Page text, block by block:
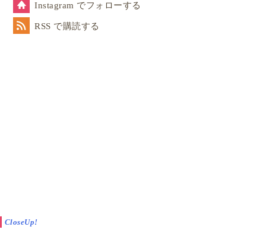
Instagram でフォローする
RSS で購読する
CloseUp!